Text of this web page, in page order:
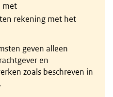
met
rekening met het
geven alleen
en
zoals beschreven in